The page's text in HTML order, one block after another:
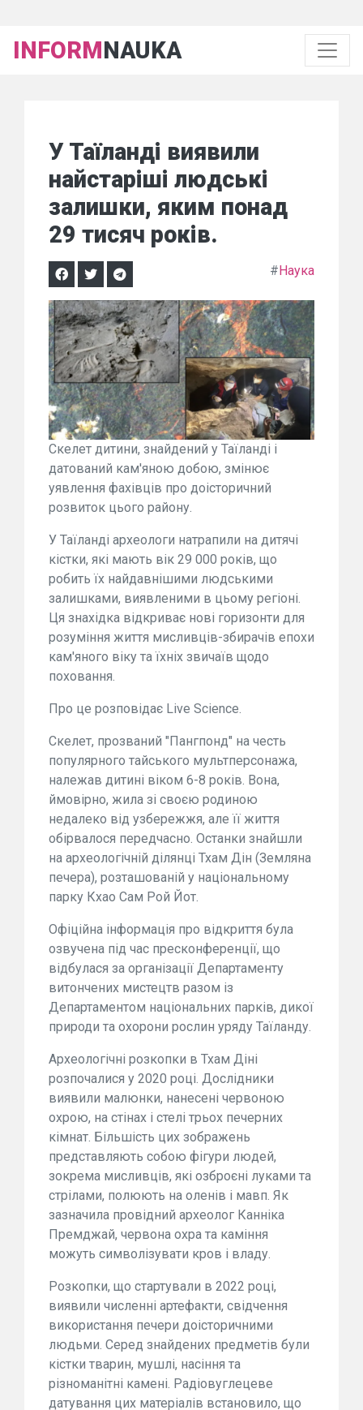
INFORMNAUKA
У Таїланді виявили
найстаріші людські
залишки, яким понад
29 тисяч років.
#Наука
Скелет дитини, знайдений у Таїланді і
датований кам'яною добою, змінює
уявлення фахівців про доісторичний
розвиток цього району.
У Таїланді археологи натрапили на дитячі
кістки, які мають вік 29 000 років, що
робить їх найдавнішими людськими
залишками, виявленими в цьому регіоні.
Ця знахідка відкриває нові горизонти для
розуміння життя мисливців-збирачів епохи
кам'яного віку та їхніх звичаїв щодо
поховання.
Про це розповідає Live Science.
Скелет, прозваний "Пангпонд" на честь
популярного тайського мультперсонажа,
належав дитині віком 6-8 років. Вона,
ймовірно, жила зі своєю родиною
недалеко від узбережжя, але її життя
обірвалося передчасно. Останки знайшли
на археологічній ділянці Тхам Дін (Земляна
печера), розташованій у національному
парку Кхао Сам Рой Йот.
Офіційна інформація про відкриття була
озвучена під час пресконференції, що
відбулася за організації Департаменту
витончених мистецтв разом із
Департаментом національних парків, дикої
природи та охорони рослин уряду Таїланду.
Археологічні розкопки в Тхам Діні
розпочалися у 2020 році. Дослідники
виявили малюнки, нанесені червоною
охрою, на стінах і стелі трьох печерних
кімнат. Більшість цих зображень
представляють собою фігури людей,
зокрема мисливців, які озброєні луками та
стрілами, полюють на оленів і мавп. Як
зазначила провідний археолог Канніка
Премджай, червона охра та каміння
можуть символізувати кров і владу.
Розкопки, що стартували в 2022 році,
виявили численні артефакти, свідчення
використання печери доісторичними
людьми. Серед знайдених предметів були
кістки тварин, мушлі, насіння та
різноманітні камені. Радіовуглецеве
датування цих матеріалів встановило, що